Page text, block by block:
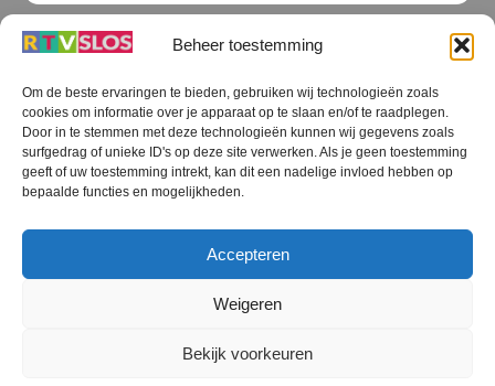
Beheer toestemming
Om de beste ervaringen te bieden, gebruiken wij technologieën zoals
cookies om informatie over je apparaat op te slaan en/of te raadplegen.
Door in te stemmen met deze technologieën kunnen wij gegevens zoals
surfgedrag of unieke ID's op deze site verwerken. Als je geen toestemming
geeft of uw toestemming intrekt, kan dit een nadelige invloed hebben op
bepaalde functies en mogelijkheden.
Accepteren
Weigeren
Bekijk voorkeuren
Terug
naar
boven
RTV SLOS
RTV SLOS ANBI